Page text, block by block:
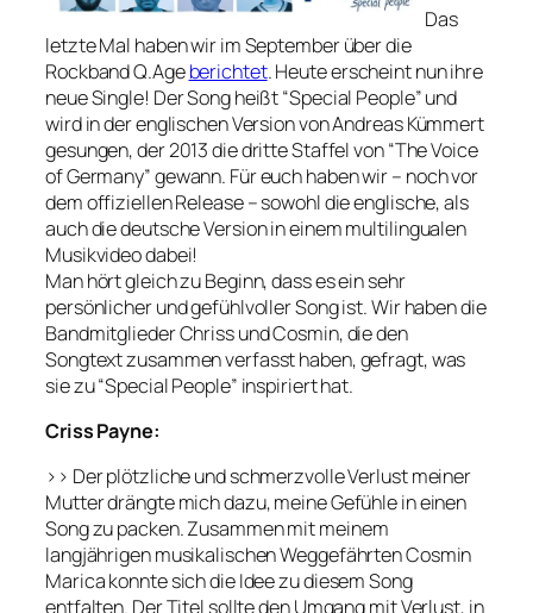
Das
letzte Mal haben wir im September über die
Rockband Q.Ageberichtet. Heute erscheint nun ihre
neue Single! Der Song heißt “Special People” und
wird in der englischen Version von Andreas Kümmert
gesungen, der 2013 die dritte Staffel von “The Voice
of Germany” gewann. Für euch haben wir – noch vor
dem offiziellen Release – sowohl die englische, als
auch die deutsche Version in einem multilingualen
Musikvideo dabei!
Man hört gleich zu Beginn, dass es ein sehr
persönlicher und gefühlvoller Song ist. Wir haben die
Bandmitglieder Chriss und Cosmin, die den
Songtext zusammen verfasst haben, gefragt, was
sie zu “Special People” inspiriert hat.
Criss Payne:
>> Der plötzliche und schmerzvolle Verlust meiner
Mutter drängte mich dazu, meine Gefühle in einen
Song zu packen. Zusammen mit meinem
langjährigen musikalischen Weggefährten Cosmin
Marica konnte sich die Idee zu diesem Song
entfalten. Der Titel sollte den Umgang mit Verlust, in